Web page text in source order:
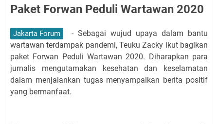
Paket Forwan Peduli Wartawan 2020
Jakarta Forum
- Sebagai wujud upaya dalam bantu
wartawan terdampak pandemi, Teuku Zacky ikut bagikan
paket Forwan Peduli Wartawan 2020. Diharapkan para
jurnalis mengutamakan kesehatan dan keselamatan
dalam menjalankan tugas menyampaikan berita positif
yang bermanfaat.